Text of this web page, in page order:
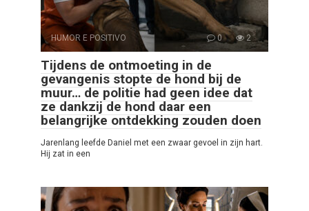
HUMOR E POSITIVO 0 2
Tijdens de ontmoeting in de
gevangenis stopte de hond bij de
muur… de politie had geen idee dat
ze dankzij de hond daar een
belangrijke ontdekking zouden doen
Jarenlang leefde Daniel met een zwaar gevoel in zijn hart.
Hij zat in een